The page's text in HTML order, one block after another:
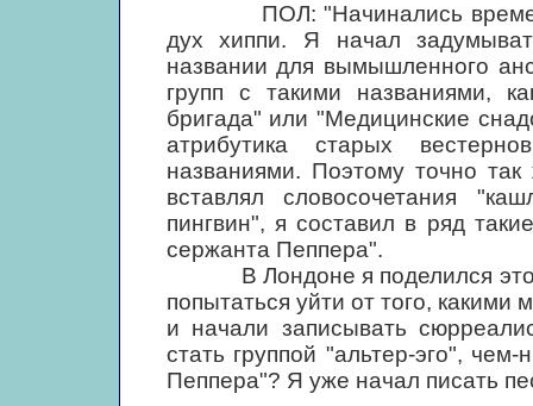
ПОЛ: "Начинались времена
дух хиппи. Я начал
названии для вымышленного
групп с такими названиями,
бригада" или "Медицинские
атрибутика старых
названиями. Поэтому точно
вставлял словосочетания
пингвин", я составил в ряд
сержанта Пеппера".
В Лондоне я поделился
попытаться уйти от того,
и начали записывать
стать группой "альтер-эго",
Пеппера"? Я уже начал писать